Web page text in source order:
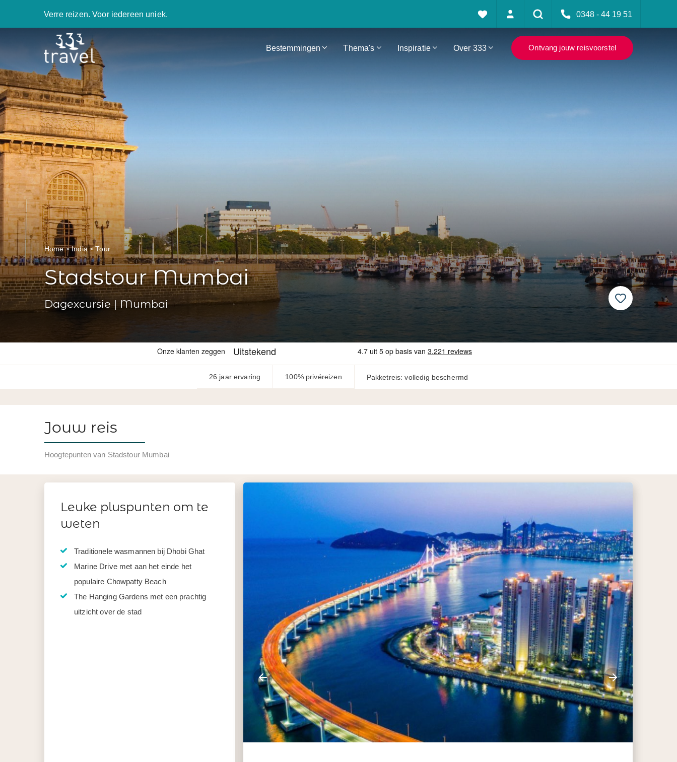
Verre reizen. Voor iedereen uniek. 0348 - 44 19 51
Bestemmingen Thema's Inspiratie Over 333 Ontvang jouw reisvoorstel
Home India Tour
Stadstour Mumbai
Dagexcursie | Mumbai
26 jaar ervaring 100% privéreizen Pakketreis: volledig beschermd
Jouw reis
Hoogtepunten van Stadstour Mumbai
Leuke pluspunten om te
weten
Traditionele wasmannen bij Dhobi Ghat
Marine Drive met aan het einde het
populaire Chowpatty Beach
The Hanging Gardens met een prachtig
uitzicht over de stad